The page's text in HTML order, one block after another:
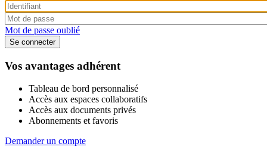
Mot de passe oublié
Vos avantages adhérent
Tableau de bord personnalisé
Accès aux espaces collaboratifs
Accès aux documents privés
Abonnements et favoris
Demander un compte